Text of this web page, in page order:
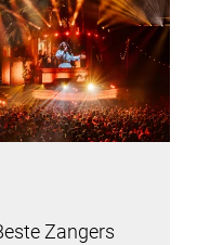
Zangers